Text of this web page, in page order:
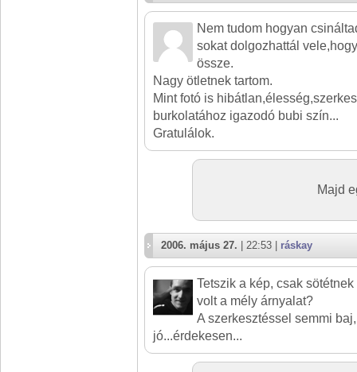
Nem tudom hogyan
sokat dolgozhattál
össze.
Nagy ötletnek tartom.
Mint fotó is
burkolatához igazodó bubi szín...
Gratulálok.
Majd
2006. május 27. | 22:53 | ráskay
Tetszik a kép, csak
volt a mély árnyalat?
A szerkesztéssel semmi
jó...érdekesen...